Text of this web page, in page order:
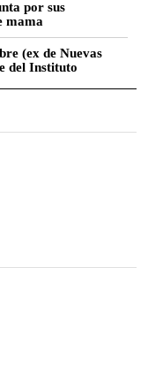
por sus
mama
(ex de Nuevas
del Instituto